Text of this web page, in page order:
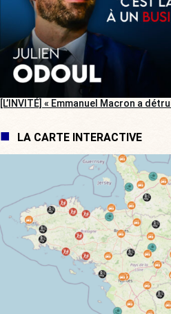
[L’INVITÉ] « Emmanuel Macron a
LA CARTE INTERACTIVE